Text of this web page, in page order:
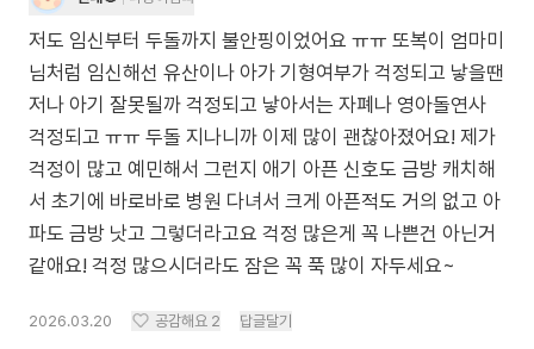
저도 임신부터 두돌까지 불안핑이었어요 ㅠㅠ 또복이 엄마미
님처럼 임신해선 유산이나 아가 기형여부가 걱정되고 낳을땐
저나 아기 잘못될까 걱정되고 낳아서는 자폐나 영아돌연사
걱정되고 ㅠㅠ 두돌 지나니까 이제 많이 괜찮아졌어요! 제가
걱정이 많고 예민해서 그런지 애기 아픈 신호도 금방 캐치해
서 초기에 바로바로 병원 다녀서 크게 아픈적도 거의 없고 아
파도 금방 낫고 그렇더라고요 걱정 많은게 꼭 나쁜건 아닌거
같애요! 걱정 많으시더라도 잠은 꼭 푹 많이 자두세요~
2026.03.20 공감해요 2 답글달기